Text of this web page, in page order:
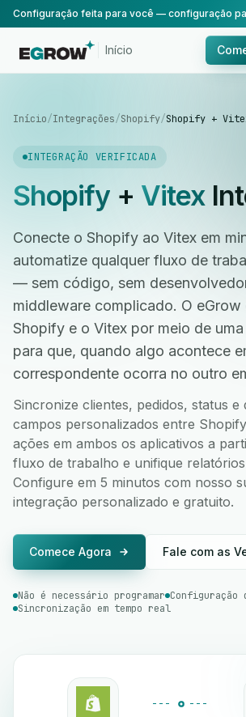
Início
Início/Integrações/Shopify/Shopify +
INTEGRAÇÃO VERIFICADA
Shopify+ Vitex
Conecte o Shopify ao Vitex em
automatize qualquer fluxo de
— sem código, sem
middleware complicado. O eGrow
Shopify e o Vitex por meio de
para que, quando algo acontece
correspondente ocorra no outro
Sincronize clientes, pedidos, status e
campos personalizados entre
ações em ambos os aplicativos a
fluxo de trabalho e unifique
Configure em 5 minutos com nosso
integração personalizado e gratuito.
Comece Agora Fale com as
Não é necessário programar Configuração
Sincronização em tempo real